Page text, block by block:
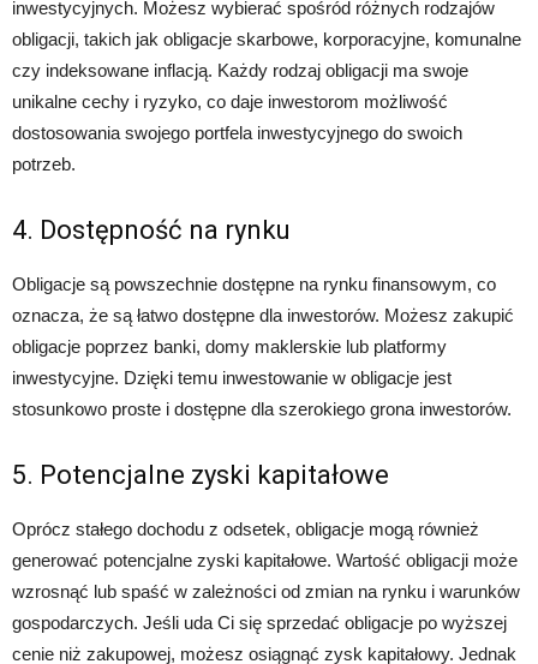
inwestycyjnych. Możesz wybierać spośród różnych rodzajów
obligacji, takich jak obligacje skarbowe, korporacyjne, komunalne
czy indeksowane inflacją. Każdy rodzaj obligacji ma swoje
unikalne cechy i ryzyko, co daje inwestorom możliwość
dostosowania swojego portfela inwestycyjnego do swoich
potrzeb.
4. Dostępność na rynku
Obligacje są powszechnie dostępne na rynku finansowym, co
oznacza, że są łatwo dostępne dla inwestorów. Możesz zakupić
obligacje poprzez banki, domy maklerskie lub platformy
inwestycyjne. Dzięki temu inwestowanie w obligacje jest
stosunkowo proste i dostępne dla szerokiego grona inwestorów.
5. Potencjalne zyski kapitałowe
Oprócz stałego dochodu z odsetek, obligacje mogą również
generować potencjalne zyski kapitałowe. Wartość obligacji może
wzrosnąć lub spaść w zależności od zmian na rynku i warunków
gospodarczych. Jeśli uda Ci się sprzedać obligacje po wyższej
cenie niż zakupowej, możesz osiągnąć zysk kapitałowy. Jednak